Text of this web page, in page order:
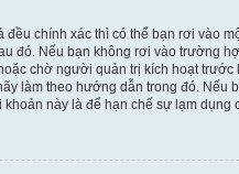
chính xác thì có thể bạn rơi
đó. Nếu bạn không rơi vào trường
chờ người quản trị kích hoạt
làm theo hướng dẫn trong đó.
này là để hạn chế sự lạm